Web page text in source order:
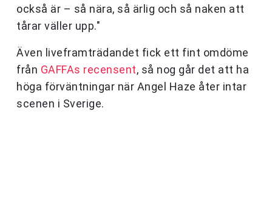
också är – så nära, så ärlig och så naken att
tårar väller upp."
Även liveframträdandet fick ett fint omdöme
från GAFFAs recensent, så nog går det att ha
höga förväntningar när Angel Haze åter intar
scenen i Sverige.